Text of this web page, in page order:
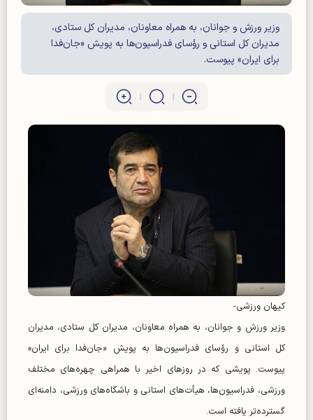
وزیر ورزش و جوانان، به همراه معاونان، مدیران کل ستادی،
مدیران کل استانی و رؤسای فدراسیون‌ها به پویش «جان‌فدا
برای ایران» پیوست.
کیهان ورزشی-
وزیر ورزش و جوانان، به همراه معاونان، مدیران کل ستادی، مدیران
کل استانی و رؤسای فدراسیون‌ها به پویش «جان‌فدا برای ایران»
پیوست. پویشی که در روزهای اخیر با همراهی چهره‌های مختلف
ورزشی، فدراسیون‌ها، هیأت‌های استانی و باشگاه‌های ورزشی، دامنه‌ای
گسترده‌تر یافته است.